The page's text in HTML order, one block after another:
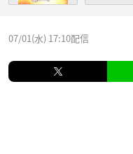
07/01(水) 17:10配信